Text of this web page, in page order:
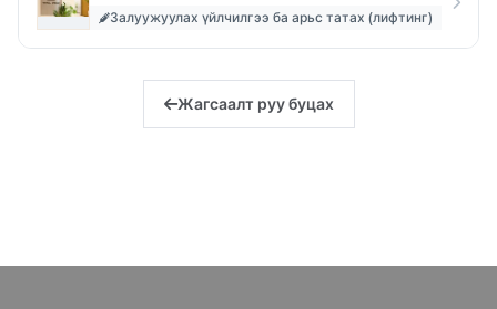
Залуужуулах үйлчилгээ ба арьс татах (лифтинг)
Жагсаалт руу буцах